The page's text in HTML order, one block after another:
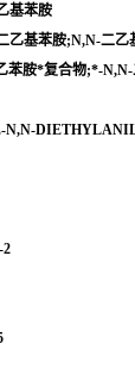
基苯胺
乙基苯胺;N,N-二
苯胺*复合物;*-
N,N-
2